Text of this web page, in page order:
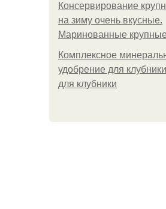
Консервирование
на зиму очень вкусные.
Маринованные
Комплексное
удобрение для
для клубники